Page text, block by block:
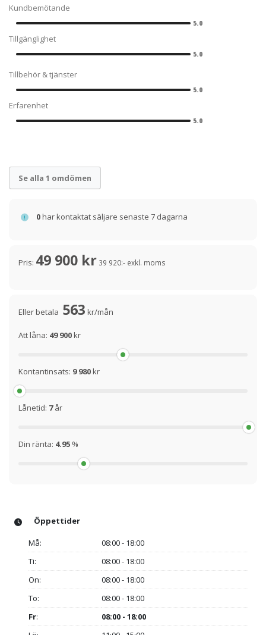
Kundbemötande
5.0
Tillgänglighet
5.0
Tillbehör & tjänster
5.0
Erfarenhet
5.0
Se alla 1 omdömen
0har kontaktat säljare senaste 7 dagarna
Pris: 49 900 kr 39 920:- exkl. moms
Eller betala 563 kr/mån
Att låna: 49 900kr
Kontantinsats: 9 980kr
Lånetid: 7år
Din ränta: 4.95 %
Öppettider
Må:
08:00 - 18:00
Ti:
08:00 - 18:00
On:
08:00 - 18:00
To:
08:00 - 18:00
Fr:
08:00 - 18:00